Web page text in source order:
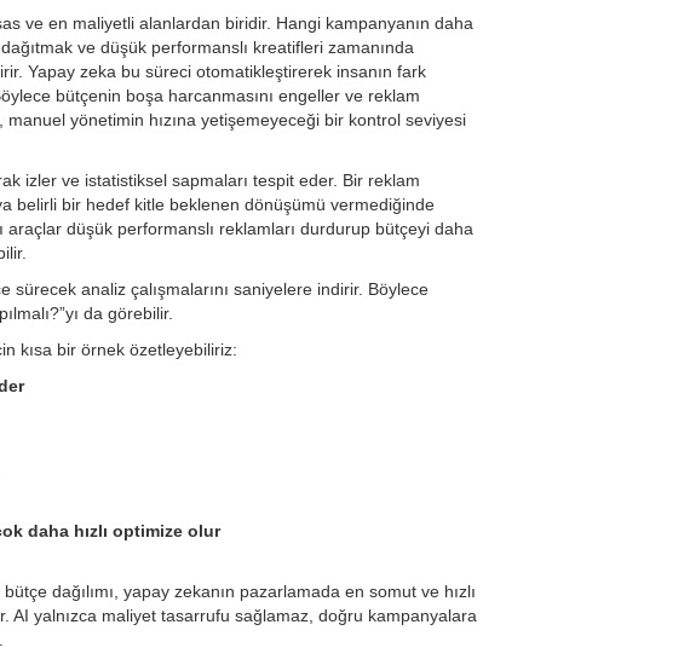
ve en maliyetli alanlardan biridir. Hangi kampanyanın daha
ve düşük performanslı kreatifleri zamanında
Yapay zeka bu süreci otomatikleştirerek insanın fark
bütçenin boşa harcanmasını engeller ve reklam
manuel yönetimin hızına yetişemeyeceği bir kontrol seviyesi
izler ve istatistiksel sapmaları tespit eder. Bir reklam
belirli bir hedef kitle beklenen dönüşümü vermediğinde
düşük performanslı reklamları durdurup bütçeyi daha
analiz çalışmalarını saniyelere indirir. Böylece
da görebilir.
kısa bir örnek özetleyebiliriz:
daha hızlı optimize olur
dağılımı, yapay zekanın pazarlamada en somut ve hızlı
AI yalnızca maliyet tasarrufu sağlamaz, doğru kampanyalara